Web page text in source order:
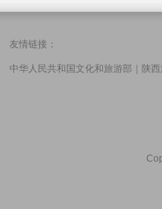
友情链接：
中华人民共和国文化和旅游部 陕